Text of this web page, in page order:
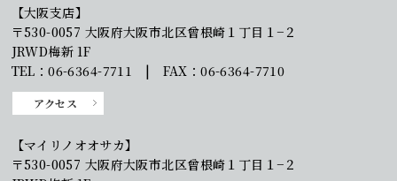
【大阪支店】
〒530-0057 大阪府大阪市北区曾根崎１丁目１−２
JRWD梅新 1F
TEL：06-6364-7711 | FAX：06-6364-7710
アクセス
【マイリノオオサカ】
〒530-0057 大阪府大阪市北区曾根崎１丁目１−２